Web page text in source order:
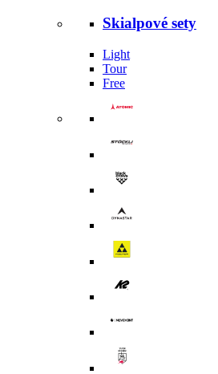
Skialpové sety
Light
Tour
Free